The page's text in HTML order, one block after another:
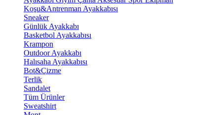
Koşu&Antrenman Ayakkabısı
Sneaker
Günlük Ayakkabı
Basketbol Ayakkabısı
Krampon
Outdoor Ayakkabı
Halısaha Ayakkabısı
Bot&Çizme
Terlik
Sandalet
Tüm Ürünler
Sweatshirt